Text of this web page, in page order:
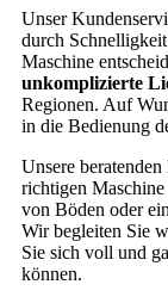
Unser
durch
Maschine
unkomplizierte
Regionen. Auf
in die Bedienung
Unsere
richtigen Maschine
von Böden oder ein
Wir begleiten Sie
Sie sich voll und
können.